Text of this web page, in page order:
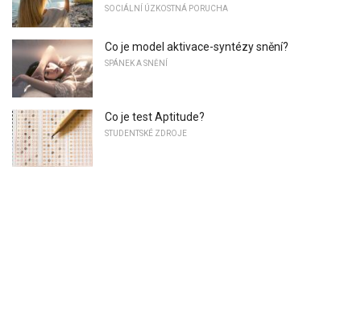
SOCIÁLNÍ ÚZKOSTNÁ PORUCHA
Co je model aktivace-syntézy snění?
SPÁNEK A SNĚNÍ
Co je test Aptitude?
STUDENTSKÉ ZDROJE